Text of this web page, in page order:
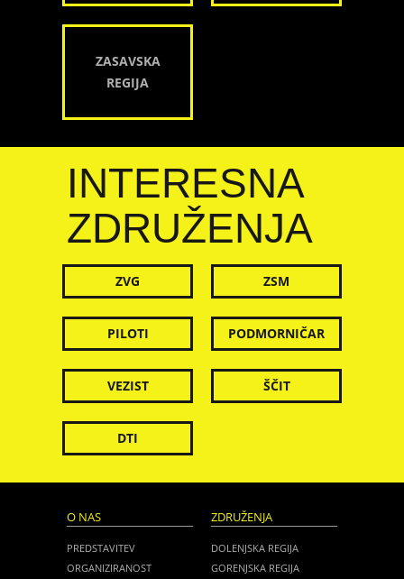
ZASAVSKA
REGIJA
INTERESNA
ZDRUŽENJA
ZVG ZSM
PILOTI PODMORNIČAR
VEZIST ŠČIT
DTI
O NAS
PREDSTAVITEV
ORGANIZIRANOST
ZDRUŽENJA
DOLENJSKA REGIJA
GORENJSKA REGIJA